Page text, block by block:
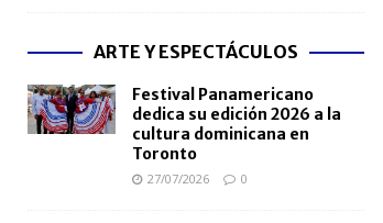
ARTE Y ESPECTÁCULOS
Festival Panamericano
dedica su edición 2026 a la
cultura dominicana en
Toronto
27/07/2026 0